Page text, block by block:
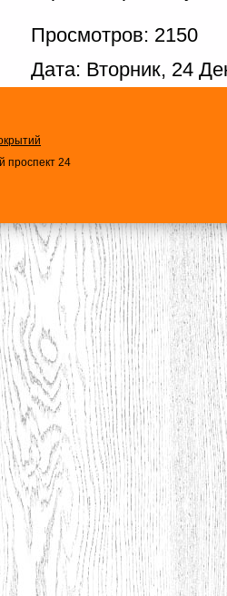
Просмотров: 2150
Дата: Вторник, 24
проспект 24